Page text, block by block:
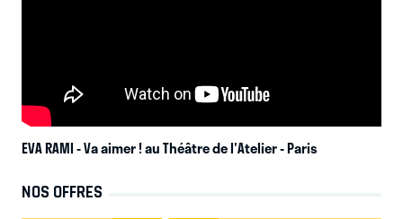
EVA RAMI - Va aimer ! au Théâtre de l'Atelier- Paris
NOS OFFRES